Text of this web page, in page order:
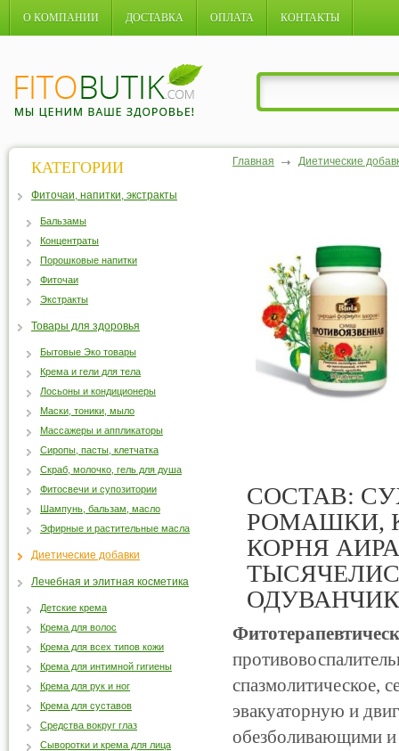
О КОМПАНИИ ДОСТАВКА ОПЛАТА КОНТАКТЫ
Главная Диетические
СОСТАВ:
РОМАШКИ,
КОРНЯ
спазмолитическое,
эвакуаторную и
обезболивающими
КАТЕГОРИИ
Фиточаи, напитки, экстракты
Бальзамы
Концентраты
Порошковые напитки
Фиточаи
Экстракты
Товары для здоровья
Бытовые Эко товары
Крема и гели для тела
Лосьоны и кондиционеры
Маски, тоники, мыло
Массажеры и аппликаторы
Сиропы, пасты, клетчатка
Скраб, молочко, гель для душа
Фитосвечи и супозитории
Шампунь, бальзам, масло
Эфирные и растительные масла
Диетические добавки
Лечебная и элитная косметика
Детские крема
Крема для волос
Крема для всех типов кожи
Крема для интимной гигиены
Крема для рук и ног
Крема для суставов
Средства вокруг глаз
Сыворотки и крема для лица